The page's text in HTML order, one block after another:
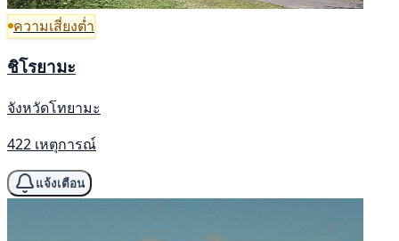
ความเสี่ยงต่ำ
ชิโรยามะ
จังหวัดโทยามะ
422 เหตุการณ์
แจ้งเตือน